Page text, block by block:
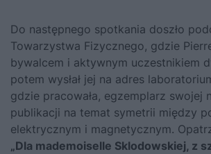
Do następnego spotkania doszło
Towarzystwa Fizycznego, gdzie
bywalcem i aktywnym uczestnikiem
potem wysłał jej na adres
gdzie pracowała, egzemplarz swojej
publikacji na temat symetrii między
elektrycznym i magnetycznym.
„Dla mademoiselle Sklodowskiej, z